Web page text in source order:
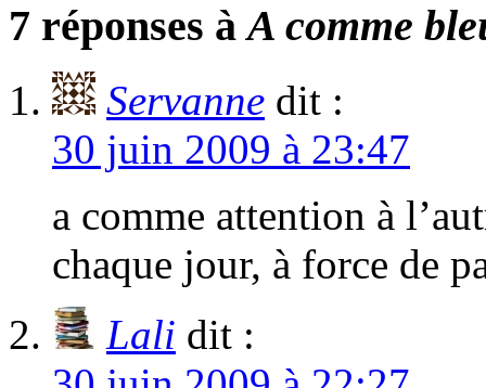
7 réponses àA comme
Servanne dit :
30 juin 2009 à 23:47
a comme attention à
chaque jour, à force de
Lali dit :